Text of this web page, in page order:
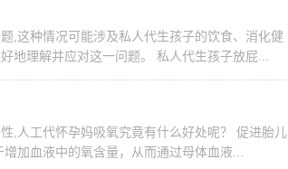
,这种情况可能涉及私人代生孩子的饮食、消化健
地理解并应对这一问题。 私人代生孩子放屁...
,人工代怀孕妈吸氧究竟有什么好处呢？ 促进胎儿
加血液中的氧含量，从而通过母体血液...